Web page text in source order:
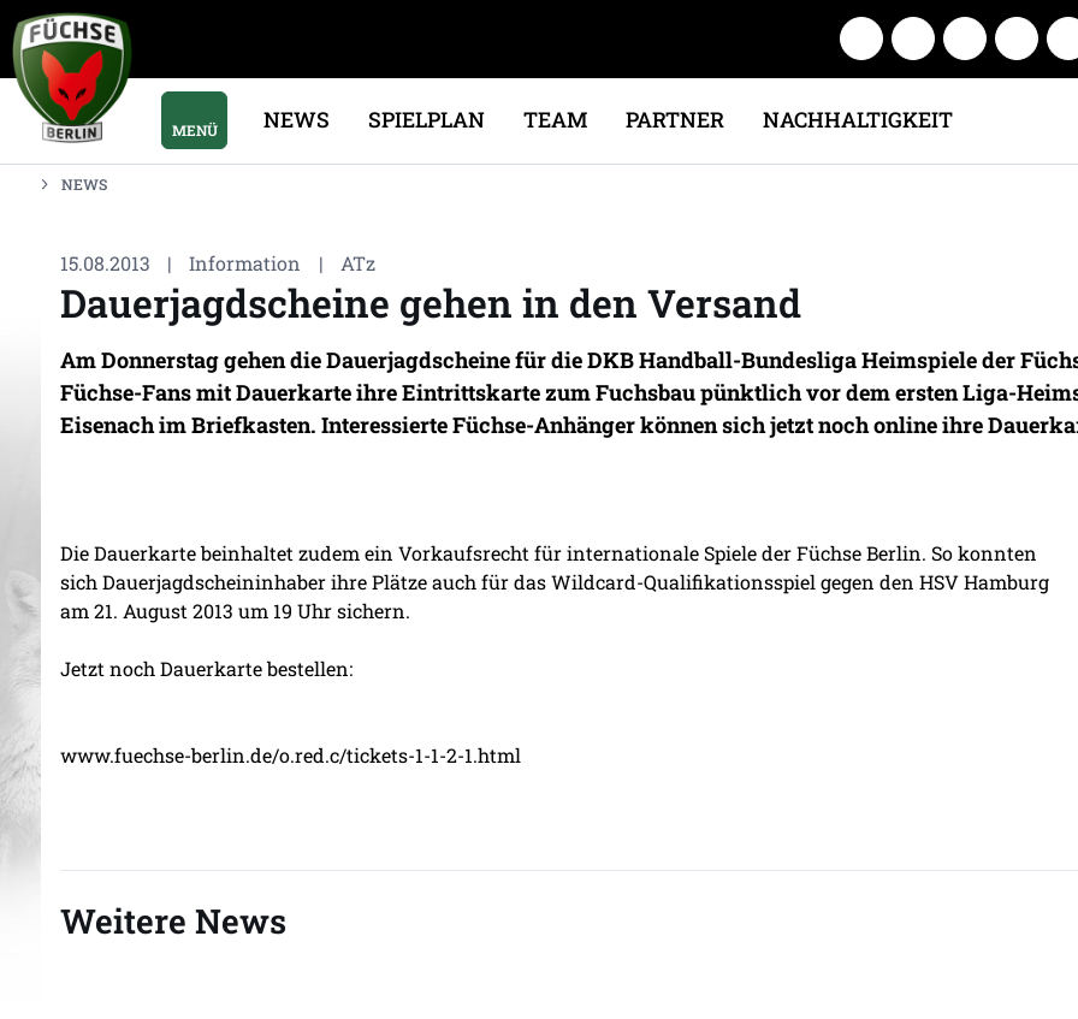
MENÜ NEWS SPIELPLAN TEAM PARTNER NACHHALTIGKEIT
NEWS
15.08.2013 | Information | ATz
Dauerjagdscheine gehen in den Versand
Am Donnerstag gehen die Dauerjagdscheine für die DKB Handball-Bundesliga Heimspiele der
Füchse-Fans mit Dauerkarte ihre Eintrittskarte zum Fuchsbau pünktlich vor dem ersten Liga-
Eisenach im Briefkasten. Interessierte Füchse-Anhänger können sich jetzt noch online ihre
Die Dauerkarte beinhaltet zudem ein Vorkaufsrecht für internationale Spiele der Füchse Berlin. So konnten
sich Dauerjagdscheininhaber ihre Plätze auch für das Wildcard-Qualifikationsspiel gegen den HSV Hamburg
am 21. August 2013 um 19 Uhr sichern.
Jetzt noch Dauerkarte bestellen:
www.fuechse-berlin.de/o.red.c/tickets-1-1-2-1.html
Weitere News